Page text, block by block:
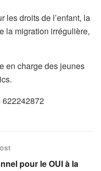
les droits de l’enfant, la
la migration irrégulière,
en charge des jeunes
622242872
pour le OUI à la